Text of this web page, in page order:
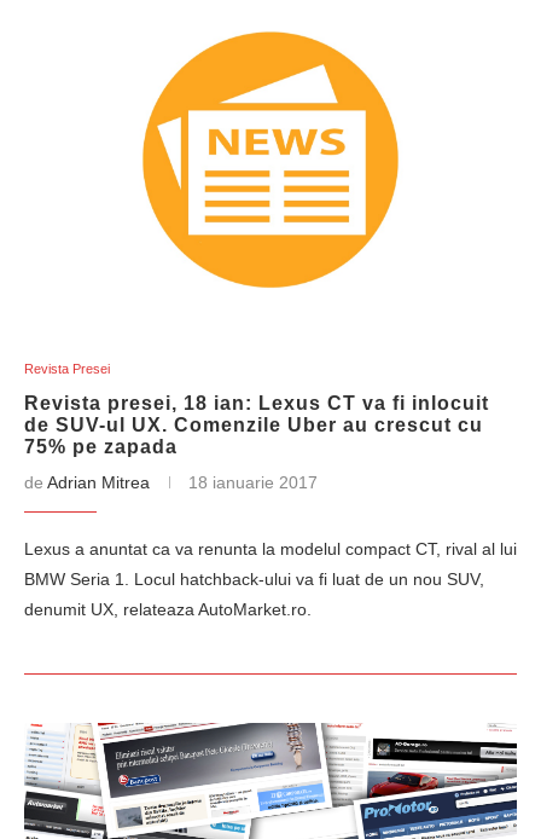
Revista Presei
Revista presei, 18 ian: Lexus CT va fi inlocuit
de SUV-ul UX. Comenzile Uber au crescut cu
75% pe zapada
de Adrian Mitrea 18 ianuarie 2017
Lexus a anuntat ca va renunta la modelul compact CT, rival al lui
BMW Seria 1. Locul hatchback-ului va fi luat de un nou SUV,
denumit UX, relateaza AutoMarket.ro.